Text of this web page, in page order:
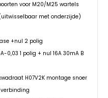
voor M20/M25 wartels
met onderzijde)
+nul 2 polig
0,03 1 polig + nul 16A 30mA B
H07V2K montage snoer